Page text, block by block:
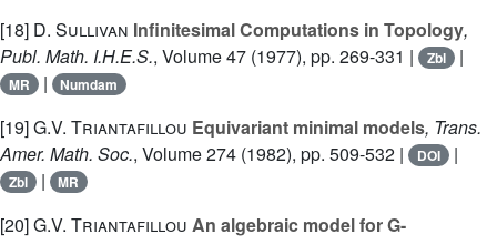
[18] D. Sullivan Infinitesimal Computations in Topology,
Publ. Math. I.H.E.S., Volume 47 (1977), pp. 269-331 | Zbl |
MR | Numdam
[19]G.V. Triantafillou Equivariant minimal models, Trans.
Amer. Math. Soc., Volume 274 (1982), pp. 509-532 | DOI |
Zbl | MR
[20]G.V. Triantafillou An algebraic model for G-